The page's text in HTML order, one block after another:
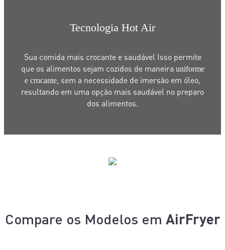
Tecnologia Hot Air
Sua comida mais crocante e saudávelIsso permite
que os alimentos sejam cozidos demaneira uniforme
e crocante, sem a necessidade de imersão em óleo,
resultando em uma opção mais saudável no preparo
dos alimentos.
Compare os Modelos em AirFryer